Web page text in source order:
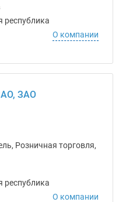
республика
О компании
ЗАО
Розничная торговля,
республика
О компании